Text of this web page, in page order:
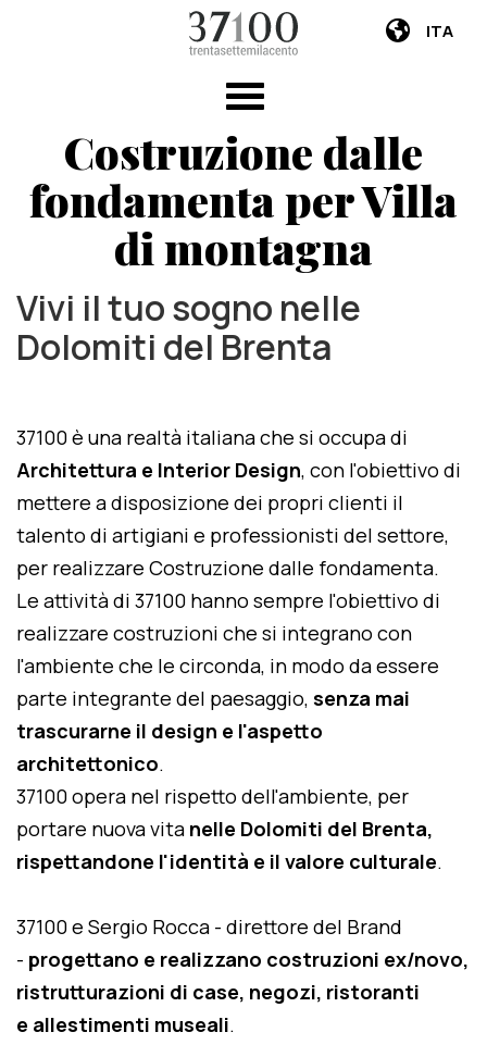
ITA
Costruzione dalle
fondamenta per Villa
di montagna
Vivi il tuo sogno nelle
Dolomiti del Brenta
37100 è una realtà italiana che si occupa di
Architettura e Interior Design, con l'obiettivo di
mettere a disposizione dei propri clienti il
talento di artigiani e professionisti del settore,
per realizzare Costruzione dalle fondamenta.
Le attività di 37100 hanno sempre l'obiettivo di
realizzare costruzioni che si integrano con
l'ambiente che le circonda, in modo da essere
parte integrante del paesaggio, senza mai
trascurarne il design e l'aspetto
architettonico.
37100 opera nel rispetto dell'ambiente, per
portare nuova vita nelle Dolomiti del Brenta,
rispettandone l'identità e il valore culturale.
37100 e Sergio Rocca - direttore del Brand
- progettano e realizzano costruzioni ex/novo,
ristrutturazioni di case, negozi, ristoranti
e allestimenti museali.